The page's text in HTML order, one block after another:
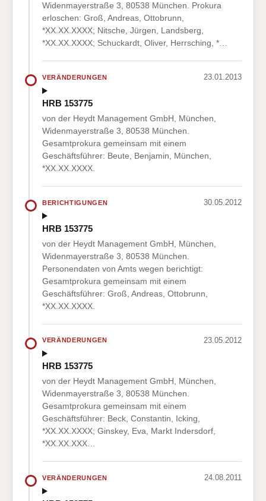
Widenmayerstraße 3, 80538 München. Prokura
erloschen: Groß, Andreas, Ottobrunn,
*XX.XX.XXXX; Nitsche, Jürgen, Landsberg,
*XX.XX.XXXX; Schuckardt, Oliver, Herrsching, *…
VERÄNDERUNGEN 23.01.2013
HRB 153775
von der Heydt Management GmbH, München,
Widenmayerstraße 3, 80538 München.
Gesamtprokura gemeinsam mit einem
Geschäftsführer: Beute, Benjamin, München,
*XX.XX.XXXX.
BERICHTIGUNGEN 30.05.2012
HRB 153775
von der Heydt Management GmbH, München,
Widenmayerstraße 3, 80538 München.
Personendaten von Amts wegen berichtigt:
Gesamtprokura gemeinsam mit einem
Geschäftsführer: Groß, Andreas, Ottobrunn,
*XX.XX.XXXX.
VERÄNDERUNGEN 23.05.2012
HRB 153775
von der Heydt Management GmbH, München,
Widenmayerstraße 3, 80538 München.
Gesamtprokura gemeinsam mit einem
Geschäftsführer: Beck, Constantin, Icking,
*XX.XX.XXXX; Ginskey, Eva, Markt Indersdorf,
*XX.XX.XXX…
VERÄNDERUNGEN 24.08.2011